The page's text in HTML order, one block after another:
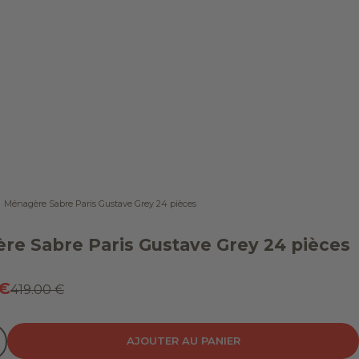
Ménagère Sabre Paris Gustave Grey 24 pièces
Sabre Paris Gustave Grey 24 pièces
Prix normal
419.00 €
la quantité
AJOUTER AU PANIER